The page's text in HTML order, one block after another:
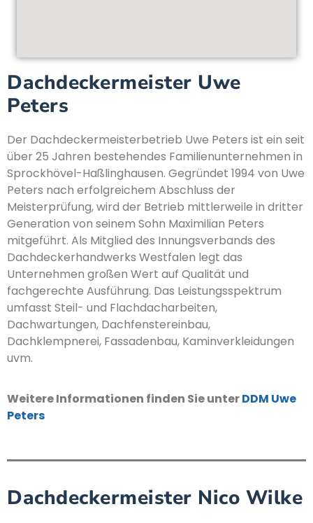
Dachdeckermeister Uwe
Peters
Der Dachdeckermeisterbetrieb Uwe Peters ist ein seit
über 25 Jahren bestehendes Familienunternehmen in
Sprockhövel-Haßlinghausen. Gegründet 1994 von Uwe
Peters nach erfolgreichem Abschluss der
Meisterprüfung, wird der Betrieb mittlerweile in dritter
Generation von seinem Sohn Maximilian Peters
mitgeführt. Als Mitglied des Innungsverbands des
Dachdeckerhandwerks Westfalen legt das
Unternehmen großen Wert auf Qualität und
fachgerechte Ausführung. Das Leistungsspektrum
umfasst Steil- und Flachdacharbeiten,
Dachwartungen, Dachfenstereinbau,
Dachklempnerei, Fassadenbau, Kaminverkleidungen
uvm.
Weitere Informationen finden Sie unterDDM Uwe
Peters
Dachdeckermeister Nico Wilke